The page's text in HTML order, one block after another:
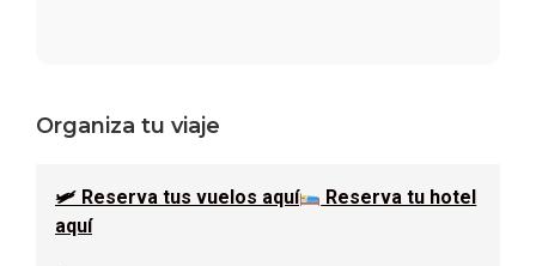
Barra
principal
Organiza tu viaje
🛩 Reserva tus vuelos aquí
Reserva tu hotel
aquí